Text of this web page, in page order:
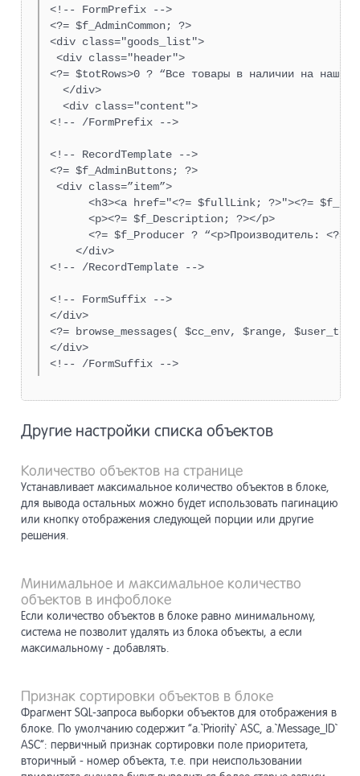
<!-- FormPrefix -->
<?= $f_AdminCommon; ?>
<div class="goods_list">
<div class="header">
<?= $totRows>0 ? “Все товары в наличии на
</div>
<div class="content">
<!-- /FormPrefix -->
<!-- RecordTemplate -->
<?= $f_AdminButtons; ?>
<div class=”item”>
<h3><a href="<?= $fullLink; ?>"><?=
<p><?= $f_Description; ?></p>
<?= $f_Producer ? “<p>Производитель: <?=
</div>
<!-- /RecordTemplate -->
<!-- FormSuffix -->
</div>
<?= browse_messages( $cc_env, $range,
</div>
<!-- /FormSuffix -->
Другие настройки списка объектов
Количество объектов на странице
Устанавливает максимальное количество объектов в блоке,
для вывода остальных можно будет использовать пагинацию
или кнопку отображения следующей порции или другие
решения.
Минимальное и максимальное количество
объектов в инфоблоке
Если количество объектов в блоке равно минимальному,
система не позволит удалять из блока объекты, а если
максимальному - добавлять.
Признак сортировки объектов в блоке
Фрагмент SQL-запроса выборки объектов для отображения в
блоке. По умолчанию содержит “a.`Priority` ASC, a.`Message_ID`
ASC”: первичный признак сортировки поле приоритета,
вторичный - номер объекта, т.е. при неиспользовании